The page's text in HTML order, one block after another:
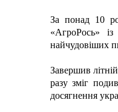
За понад 10
«АгроРось»
найчудовіших
Завершив
разу зміг
досягнення